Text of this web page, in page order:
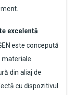
excelentă
este concepută
materiale
din aliaj de
cu dispozitivul